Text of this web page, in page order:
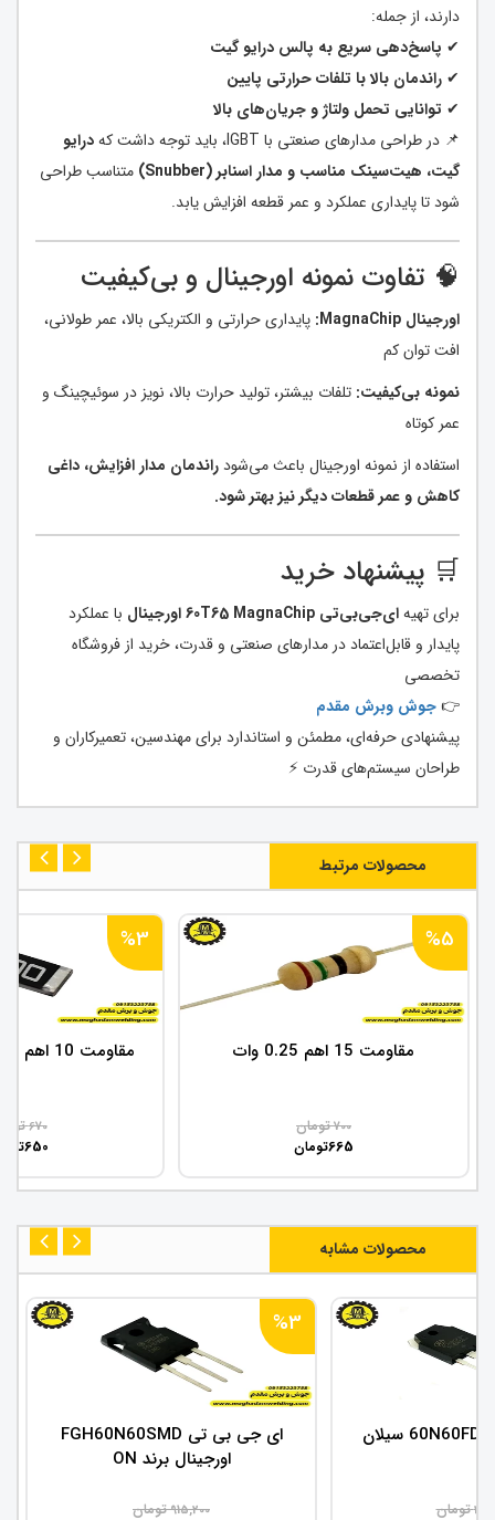
دارند، از جمله:
✔ پاسخ‌دهی سریع به پالس درایو گیت
✔ راندمان بالا با تلفات حرارتی پایین
✔ توانایی تحمل ولتاژ و جریان‌های بالا
📌 در طراحی مدارهای صنعتی با IGBT، باید توجه داشت که
درایو
گیت، هیت‌سینک مناسب و مدار اسنابر (Snubber)
متناسب طراحی
شود تا پایداری عملکرد و عمر قطعه افزایش یابد.
🧠 تفاوت نمونه اورجینال و بی‌کیفیت
اورجینال MagnaChip:
پایداری حرارتی و الکتریکی بالا، عمر طولانی،
افت توان کم
نمونه بی‌کیفیت: تلفات بیشتر، تولید حرارت بالا، نویز در سوئیچینگ و
عمر کوتاه
استفاده از نمونه اورجینال باعث می‌شود راندمان مدار افزایش، داغی
کاهش و عمر قطعات دیگر نیز بهتر شود.
🛒 پیشنهاد خرید
برای تهیهای‌جی‌بی‌تی 60T65 MagnaChip اورجینال
با عملکرد
پایدار و قابل‌اعتماد در مدارهای صنعتی و قدرت، خرید از فروشگاه
تخصصی
👉جوش وبرش مقدم
پیشنهادی حرفه‌ای، مطمئن و استاندارد برای مهندسین، تعمیرکاران و
طراحان سیستم‌های قدرت ⚡
محصولات مرتبط
%5
مقاومت 15 اهم 0.25 وات
700تومان
665تومان
%3
مقاومت 10 اهم SMD سایز 1206
670
650
محصولات مشابه
تومان
%3
ای جی بی تی FGH60N60SMD
اورجینال برند ON
915,200تومان